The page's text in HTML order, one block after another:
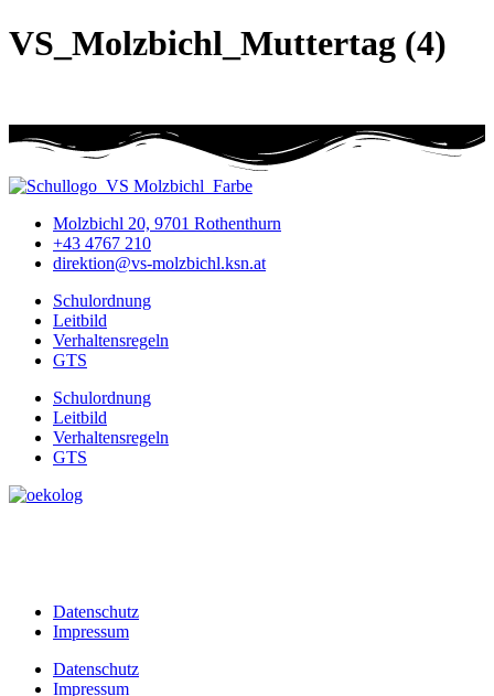
VS_Molzbichl_Muttertag (4)
Molzbichl 20, 9701 Rothenthurn
+43 4767 210
direktion@vs-molzbichl.ksn.at
Schulordnung
Leitbild
Verhaltensregeln
GTS
Schulordnung
Leitbild
Verhaltensregeln
GTS
Datenschutz
Impressum
Datenschutz
Impressum